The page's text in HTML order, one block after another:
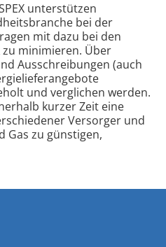
unterstützen
bei der
mit dazu bei den
minimieren. Über
Ausschreibungen (auch
und verglichen werden.
kurzer Zeit eine
Versorger und
Gas zu günstigen,